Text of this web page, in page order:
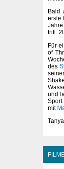
Bald
erste
tritt.
Für
of
des
und
mit